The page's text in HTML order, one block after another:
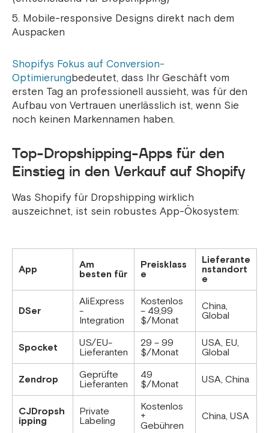
Mobile-responsive Designs direkt nach dem
Auspacken
Shopifys Fokus auf Conversion-
Optimierungbedeutet, dass Ihr Geschäft vom
ersten Tag an professionell aussieht, was für den
Aufbau von Vertrauen unerlässlich ist, wenn Sie
noch keinen Markennamen haben.
Top-Dropshipping-Apps für den
Einstieg in den Verkauf auf Shopify
Was Shopify für Dropshipping wirklich
auszeichnet, ist sein robustes App-Ökosystem:
App
Am
besten für
Preisklass
e
Lieferante
nstandort
e
DSer
AliExpress
-
Integration
Kostenlos
– 49,99
$/Monat
China,
Global
Spocket
US/EU-
Lieferanten
29 – 99
$/Monat
USA, EU,
Global
Zendrop
Geprüfte
Lieferanten
49
$/Monat
USA, China
CJDropsh
ipping
Private
Labeling
Kostenlos
+
Gebühren
China, USA